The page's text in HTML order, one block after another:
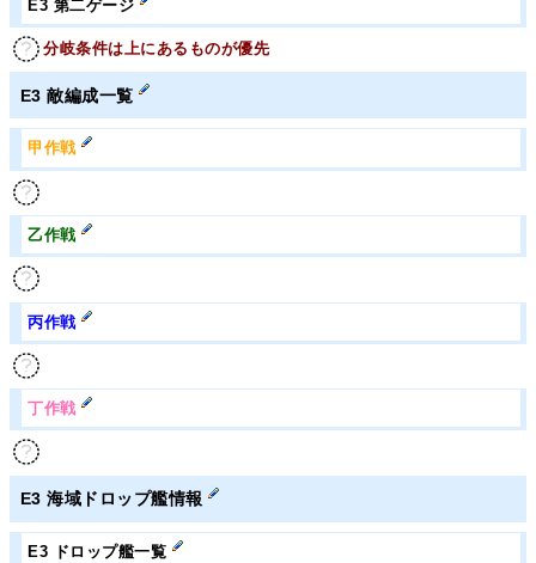
E3 第二ゲージ
分岐条件は上にあるものが優先
E3 敵編成一覧
甲作戦
乙作戦
丙作戦
丁作戦
E3 海域ドロップ艦情報
E3 ドロップ艦一覧